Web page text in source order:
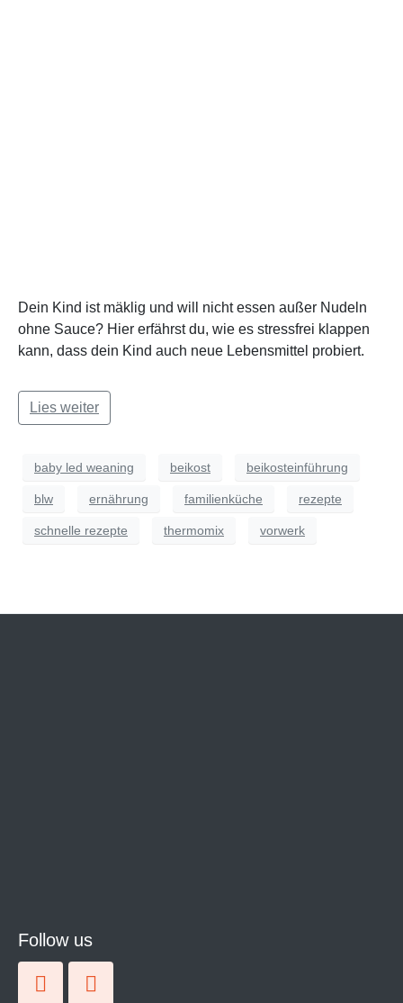
Dein Kind ist mäklig und will nicht essen außer Nudeln
ohne Sauce? Hier erfährst du, wie es stressfrei klappen
kann, dass dein Kind auch neue Lebensmittel probiert.
Lies weiter
baby led weaning beikost beikosteinführung
blw ernährung familienküche rezepte
schnelle rezepte thermomix vorwerk
Follow us